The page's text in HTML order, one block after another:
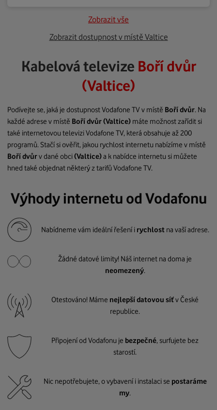
Zobrazit vše
Zobrazit dostupnost v místě Valtice
Kabelová televize Boří dvůr
(Valtice)
Podívejte se, jaká je dostupnost Vodafone TV v místě Boří dvůr. Na
každé adrese v místě Boří dvůr(Valtice) máte možnost zařídit si
také internetovou televizi Vodafone TV, která obsahuje až 200
programů. Stačí si ověřit, jakou rychlost internetu nabízíme v místě
Boří dvůrv dané obci(Valtice)a k nabídce internetu si můžete
hned také objednat některý z tarifů Vodafone TV.
Výhody internetu od Vodafonu
Nabídneme vám ideální řešení i rychlost na vaší adrese.
Žádné datové limity! Náš internet na doma je
neomezený.
Otestováno! Máme nejlepší datovou síťv České
republice.
Připojení od Vodafonu je bezpečné, surfujete bez
starostí.
Nic nepotřebujete, o vybavení i instalaci se postaráme
my.